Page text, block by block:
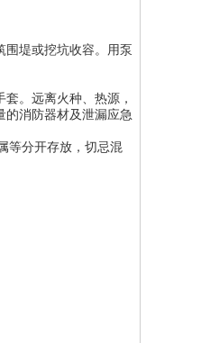
堤或挖坑收容。用泵
。远离火种、热源，
的消防器材及泄漏应急
等分开存放，切忌混